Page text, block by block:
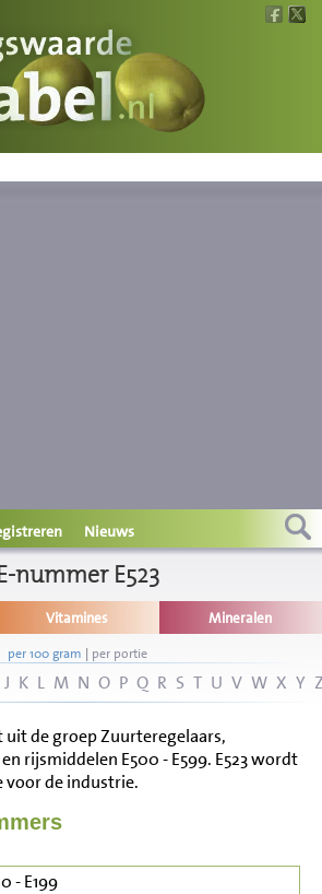
Nieuws
nummer E523
Vitamines Mineralen
per 100 gram | per portie
J K L M N O P Q R S T U V W X Y
uit de groep Zuurteregelaars,
rijsmiddelen E500 - E599. E523 wordt
voor de industrie.
- E199